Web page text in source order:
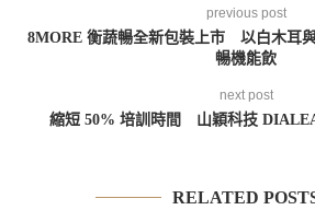
previous post
8MORE 衡蔬暢全新包裝上市 以白木耳
暢機能飲
next post
縮短 50% 培訓時間 山穎科技
RELATED